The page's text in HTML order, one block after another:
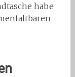
habe